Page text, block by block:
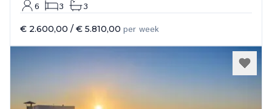
6
3 3
€ 2.600,00 / € 5.810,00 per week